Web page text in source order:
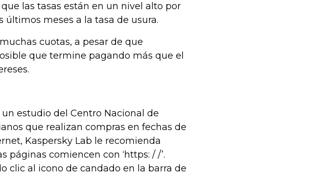
las tasas están en un nivel alto por
últimos meses a la tasa de usura.
cuotas, a pesar de que
que termine pagando más que el
estudio del Centro Nacional de
que realizan compras en fechas de
Kaspersky Lab le recomienda
páginas comiencen con ‘https: / /’.
clic al icono de candado en la barra de